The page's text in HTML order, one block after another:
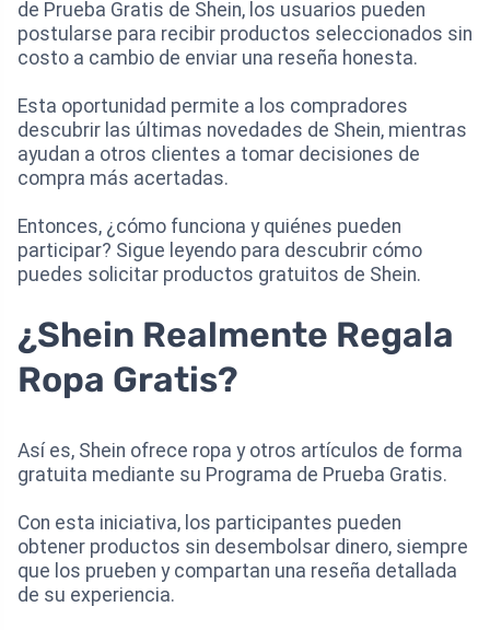
de Prueba Gratis de Shein, los usuarios pueden
postularse para recibir productos seleccionados sin
costo a cambio de enviar una reseña honesta.
Esta oportunidad permite a los compradores
descubrir las últimas novedades de Shein, mientras
ayudan a otros clientes a tomar decisiones de
compra más acertadas.
Entonces, ¿cómo funciona y quiénes pueden
participar? Sigue leyendo para descubrir cómo
puedes solicitar productos gratuitos de Shein.
¿Shein Realmente Regala
Ropa Gratis?
Así es, Shein ofrece ropa y otros artículos de forma
gratuita mediante su Programa de Prueba Gratis.
Con esta iniciativa, los participantes pueden
obtener productos sin desembolsar dinero, siempre
que los prueben y compartan una reseña detallada
de su experiencia.